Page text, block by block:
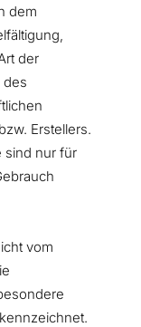
dem
der
des
Erstellers.
sind nur für
vom